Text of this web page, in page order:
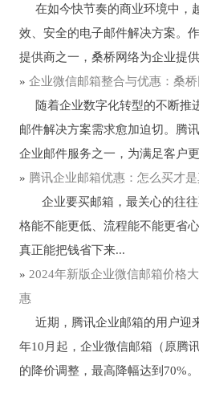
在如今快节奏的商业环境中，
效、安全的电子邮件解决方案。
提供商之一，桑桥网络为企业提
» 企业微信邮箱整合与优惠：桑
随着企业数字化转型的不断推
邮件解决方案需求愈加迫切。腾
企业邮件服务之一，为满足客户
» 腾讯企业邮箱优惠：怎么买才是
企业要买邮箱，最关心的往往
格能不能更低、流程能不能更省
真正能把钱省下来...
» 2024年新版企业微信邮箱价格
惠
近期，腾讯企业邮箱的用户迎
年10月起，企业微信邮箱（原腾
的降价调整，最高降幅达到70%